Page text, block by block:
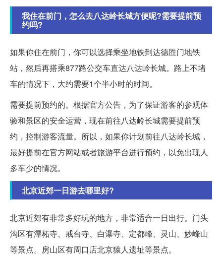
我住在前门，怎么去八达岭长城方便呢?需要提前预
约吗?
如果你住在前门，你可以选择乘坐地铁到达德胜门地铁
站，然后再搭乘877路公交车直达八达岭长城。路上不堵
车的情况下，大约需要1个半小时的时间。
需要提前预约的。根据官方公告，为了保证游客的参观体
验和景区的安全运营，现在前往八达岭长城需要提前预
约，控制游客流量。所以，如果你计划前往八达岭长城，
最好提前在官方网站或者旅游平台进行预约，以免出现人
多车少的情况。
北京近郊一日游去哪里好?
北京近郊有非常多好玩的地方，非常适合一日出行。门头
沟区有潭柘寺、戒台寺、白瀑寺、定都峰、灵山、妙峰山
等景点。房山区有周口店北京猿人遗址等景点。